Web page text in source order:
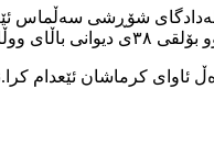
بەشداری لەڕاگرتنی ۷٥۰گرام
ووڵات.
لەزیندانی دیزەڵ ئاوای